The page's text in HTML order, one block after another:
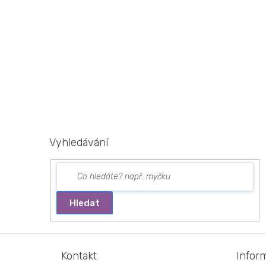
Vyhledávání
Hledat
Kontakt